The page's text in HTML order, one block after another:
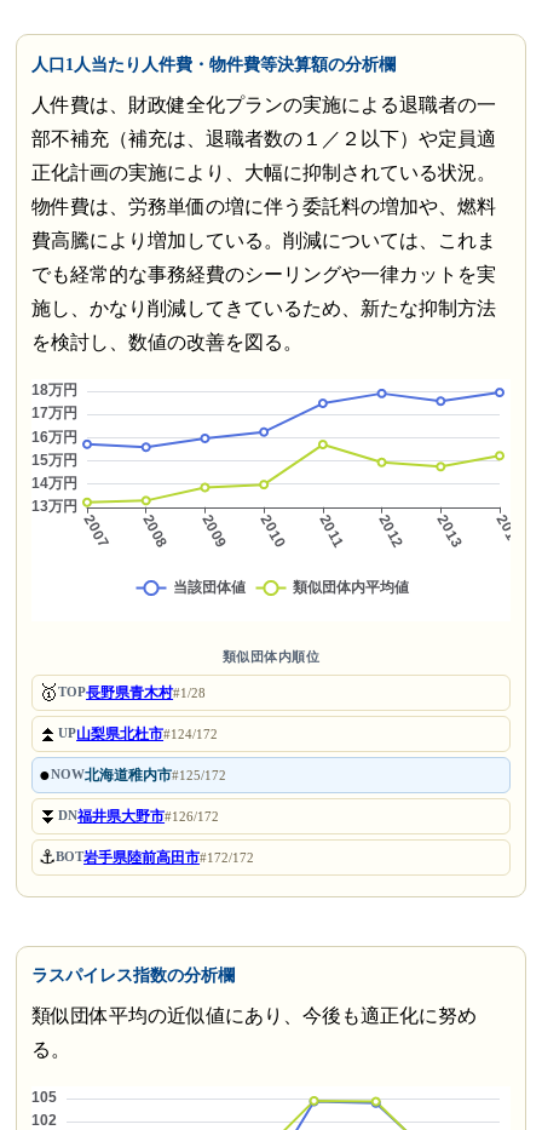
人口1人当たり人件費・物件費等決算額の分析欄
人件費は、財政健全化プランの実施による退職者の一
部不補充（補充は、退職者数の１／２以下）や定員適
正化計画の実施により、大幅に抑制されている状況。
物件費は、労務単価の増に伴う委託料の増加や、燃料
費高騰により増加している。削減については、これま
でも経常的な事務経費のシーリングや一律カットを実
施し、かなり削減してきているため、新たな抑制方法
を検討し、数値の改善を図る。
類似団体内順位
🥇TOP長野県青木村#1/28
⏫UP山梨県北杜市#124/172
●NOW北海道稚内市#125/172
⏬DN福井県大野市#126/172
⚓BOT岩手県陸前高田市#172/172
ラスパイレス指数の分析欄
類似団体平均の近似値にあり、今後も適正化に努め
る。